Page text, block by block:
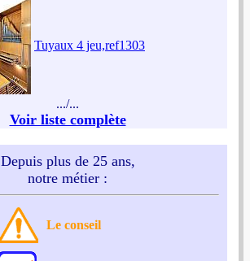
Tuyaux 4 jeu,ref1303
.../...
Voir liste complète
Depuis plus de 25 ans,
notre métier :
Le conseil